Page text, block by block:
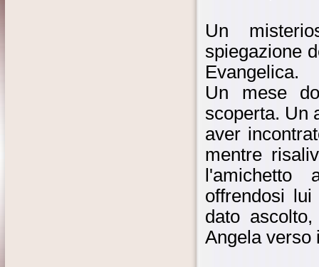
Un
spiegazione
Evangelica.
Un mese
scoperta. Un
aver
mentre
l'amichetto
offrendosi
dato
Angela verso